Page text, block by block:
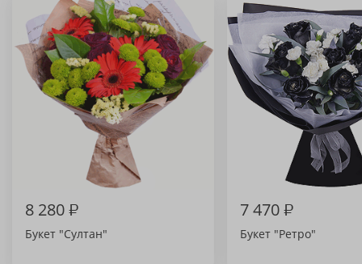
8 280₽
Букет "Султан"
7 470₽
Букет "Ретро"